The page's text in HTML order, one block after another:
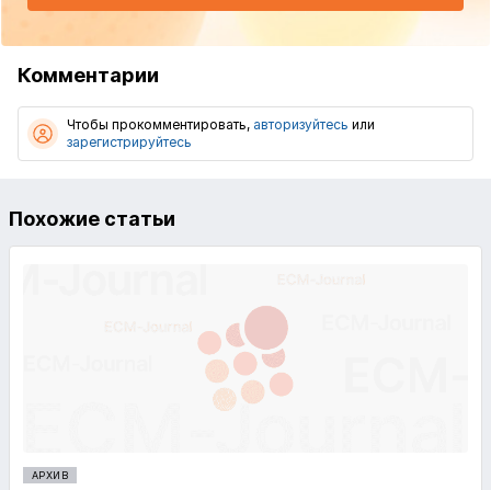
Комментарии
Чтобы прокомментировать, авторизуйтесь или
зарегистрируйтесь
Похожие статьи
АРХИВ